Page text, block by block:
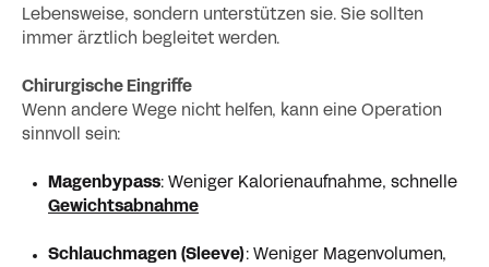
Lebensweise, sondern unterstützen sie. Sie sollten
immer ärztlich begleitet werden.
Chirurgische Eingriffe
Wenn andere Wege nicht helfen, kann eine Operation
sinnvoll sein:
Magenbypass: Weniger Kalorienaufnahme, schnelle
Gewichtsabnahme
Schlauchmagen (Sleeve): Weniger Magenvolumen,